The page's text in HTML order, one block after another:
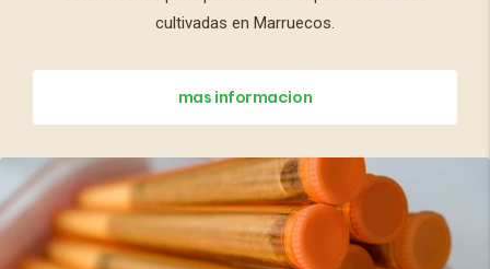
cultivadas en Marruecos.
mas informacion